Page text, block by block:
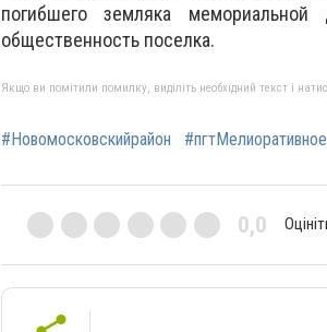
погибшего земляка
общественность поселка.
Якщо ви помітили помилку, виділіть необхідний текст і
#Новомосковскийрайон #пгтМелиоративное
0,0